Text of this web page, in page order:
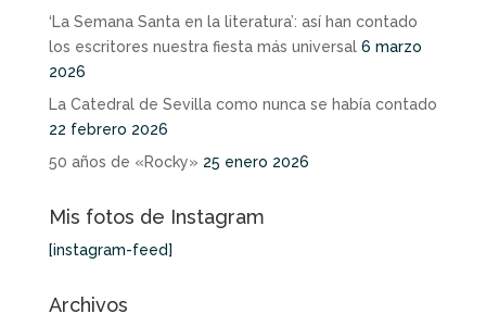
‘La Semana Santa en la literatura’: así han contado
los escritores nuestra fiesta más universal 6 marzo
2026
La Catedral de Sevilla como nunca se había contado
22 febrero 2026
50 años de «Rocky» 25 enero 2026
Mis fotos de Instagram
[instagram-feed]
Archivos